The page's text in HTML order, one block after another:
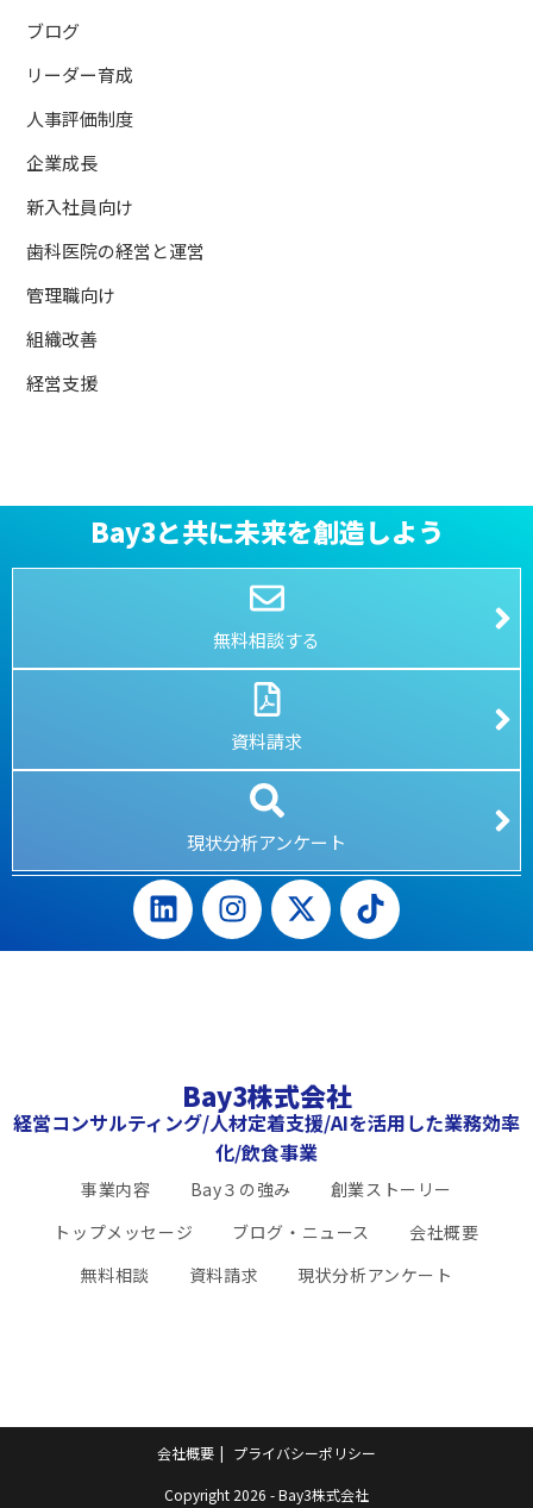
ブログ
リーダー育成
人事評価制度
企業成長
新入社員向け
歯科医院の経営と運営
管理職向け
組織改善
経営支援
Bay3と共に未来を創造しよう
無料相談する
資料請求
現状分析アンケート
Bay3株式会社
経営コンサルティング/人材定着支援/AIを活用した業務効率
化/飲食事業
事業内容 Bay３の強み
創業ストーリー
トップメッセージ
ブログ・ニュース
会社概要
無料相談
資料請求 現状分析アンケート
会社概要 プライバシーポリシー
Copyright 2026 - Bay3株式会社